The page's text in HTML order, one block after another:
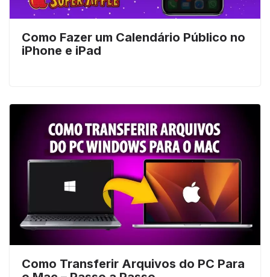
Como Fazer um Calendário Público no
iPhone e iPad
Como Transferir Arquivos do PC Para